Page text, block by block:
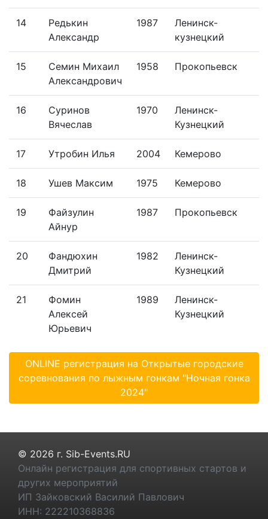
14
Редькин
Александр
1987
Ленинск-
кузнецкий
15
Семин Михаил
Александрович
1958 Прокопьевск
16
Суринов
Вячеслав
1970
Ленинск-
Кузнецкий
17 Утробин Илья 2004 Кемерово
18 Ушев Максим 1975 Кемерово
19
Файзулин
Айнур
1987 Прокопьевск
20
Фандюхин
Дмитрий
1982
Ленинск-
Кузнецкий
21
Фомин
Алексей
Юрьевич
1989
Ленинск-
Кузнецкий
ONLINE регистрация на Открытые городские
соревнования по лыжным гонкам "Ночная гонка
2024"
© 2026 г. Sib-Events.RU
Онлайн регистрация для спортивных стартов и
других мероприятий
ИП Зайковский Василий Павлович
ИНН: 222210368836